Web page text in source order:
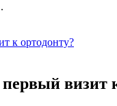
визит